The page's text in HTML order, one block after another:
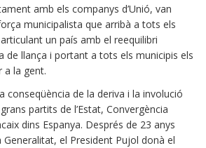
amb els companys d’Unió, van
municipalista que arribà a tots els
un país amb el reequilibri
de llança i portant a tots els municipis els
a la gent.
conseqüència de la deriva i la involució
partits de l’Estat, Convergència
dins Espanya. Després de 23 anys
el President Pujol donà el